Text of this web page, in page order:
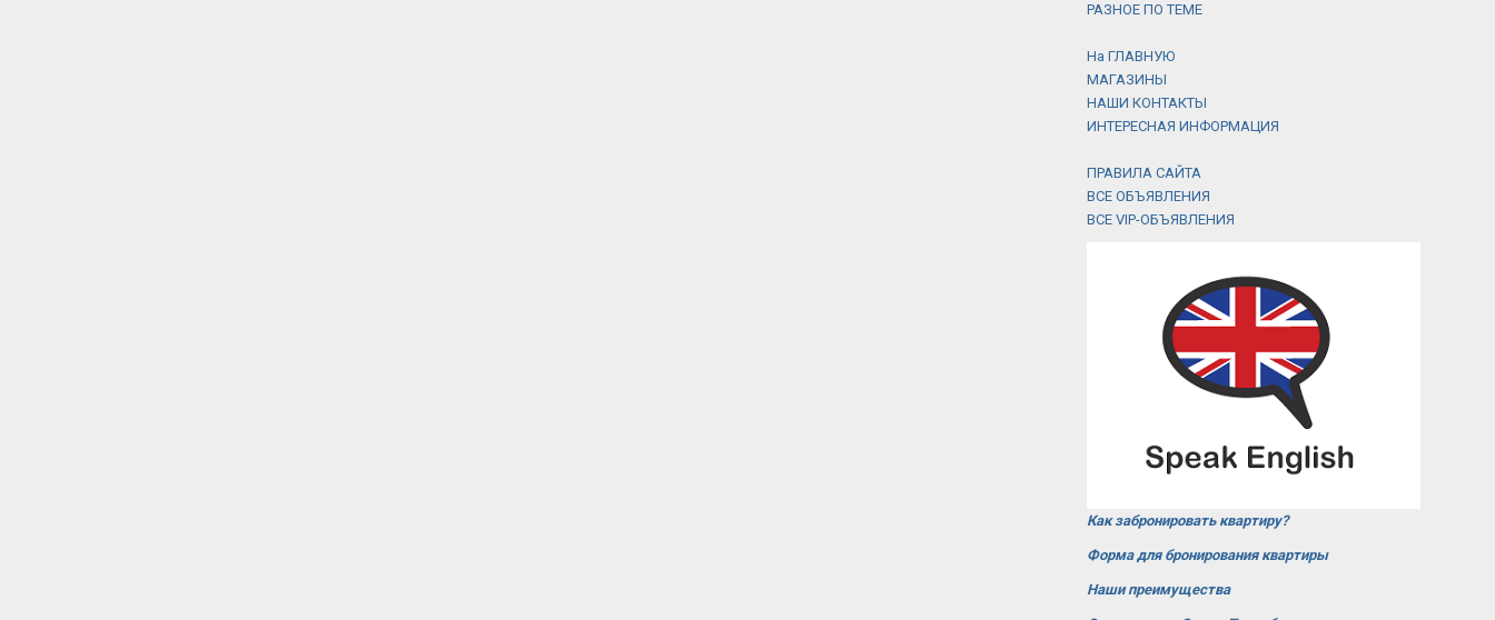
РАЗНОЕ ПО ТЕМЕ
На ГЛАВНУЮ
МАГАЗИНЫ
НАШИ КОНТАКТЫ
ИНТЕРЕСНАЯ ИНФОРМАЦИЯ
ПРАВИЛА САЙТА
ВСЕ ОБЪЯВЛЕНИЯ
ВСЕ VIP-ОБЪЯВЛЕНИЯ
Как забронировать квартиру?
Форма для бронирования квартиры
Наши преимущества